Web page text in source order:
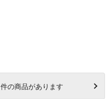
件の商品があります